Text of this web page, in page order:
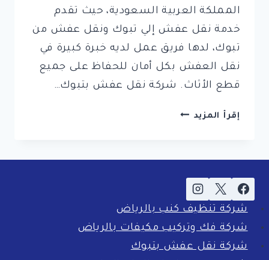
المملكة العربية السعودية، حيث تقدم
خدمة نقل عفش إلي تبوك ونقل عفش من
تبوك، لدها فريق عمل لديه خبرة كبيرة في
نقل العفش بكل أمان للحفاظ على جميع
قطع الأثاث. شركة نقل عفش بتبوك…
إقرأ المزيد أفضل
أثاث
0561998340
خصم
%
مع
شركة تنظيف كنب بالرياض
شركة فك وتركيب مكيفات بالرياض
شركة نقل عفش بتبوك